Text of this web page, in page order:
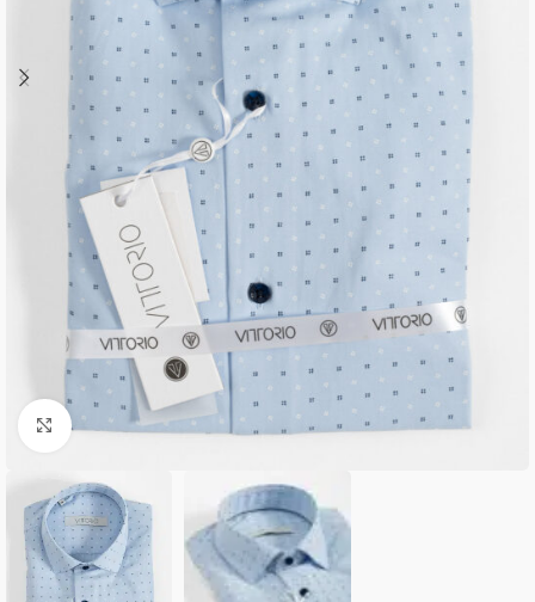
Κλικ για μεγέθυνση